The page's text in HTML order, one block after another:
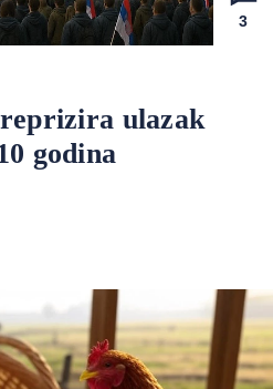
3
ulazak
godina